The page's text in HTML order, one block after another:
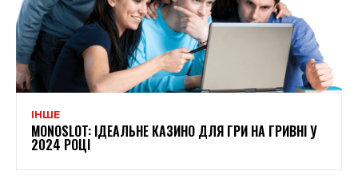
ІНШЕ
MONOSLOT: ІДЕАЛЬНЕ КАЗИНО ДЛЯ ГРИ НА ГРИВНІ У
2024 РОЦІ